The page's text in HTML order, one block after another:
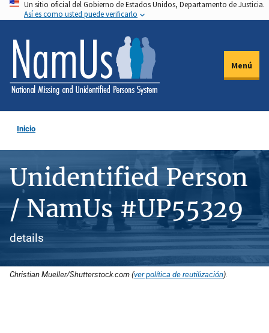
Pasar
al
contenido
principal
Un sitio oficial del Gobierno de Estados Unidos, Departamento de Justicia.
Así es como usted puede verificarlo
Menú
Inicio
Unidentified Person
/ NamUs #UP55329
details
Christian Mueller/Shutterstock.com (ver política de reutilización).